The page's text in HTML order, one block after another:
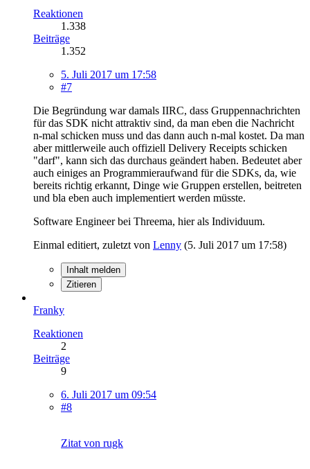
Reaktionen
1.338
Beiträge
1.352
5. Juli 2017 um 17:58
#7
Die Begründung war damals IIRC, dass Gruppennachrichten
für das SDK nicht attraktiv sind, da man eben die Nachricht
n-mal schicken muss und das dann auch n-mal kostet. Da man
aber mittlerweile auch offiziell Delivery Receipts schicken
"darf", kann sich das durchaus geändert haben. Bedeutet aber
auch einiges an Programmieraufwand für die SDKs, da, wie
bereits richtig erkannt, Dinge wie Gruppen erstellen, beitreten
und bla eben auch implementiert werden müsste.
Software Engineer bei Threema, hier als Individuum.
Einmal editiert, zuletzt von Lenny (5. Juli 2017 um 17:58)
Inhalt melden
Zitieren
Franky
Reaktionen
2
Beiträge
9
6. Juli 2017 um 09:54
#8
Zitat von rugk